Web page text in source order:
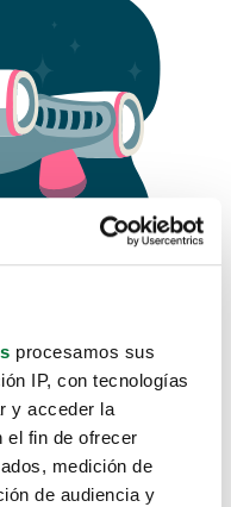
procesamos sus
IP, con tecnologías
y acceder la
el fin de ofrecer
medición de
de audiencia y
como
aquí.